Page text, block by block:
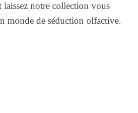
laissez notre collection vous
monde de séduction olfactive.